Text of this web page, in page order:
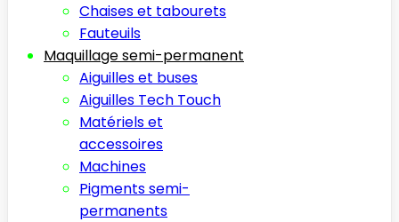
Chaises et tabourets
Fauteuils
Maquillage semi-permanent
Aiguilles et buses
Aiguilles Tech Touch
Matériels et
accessoires
Machines
Pigments semi-
permanents